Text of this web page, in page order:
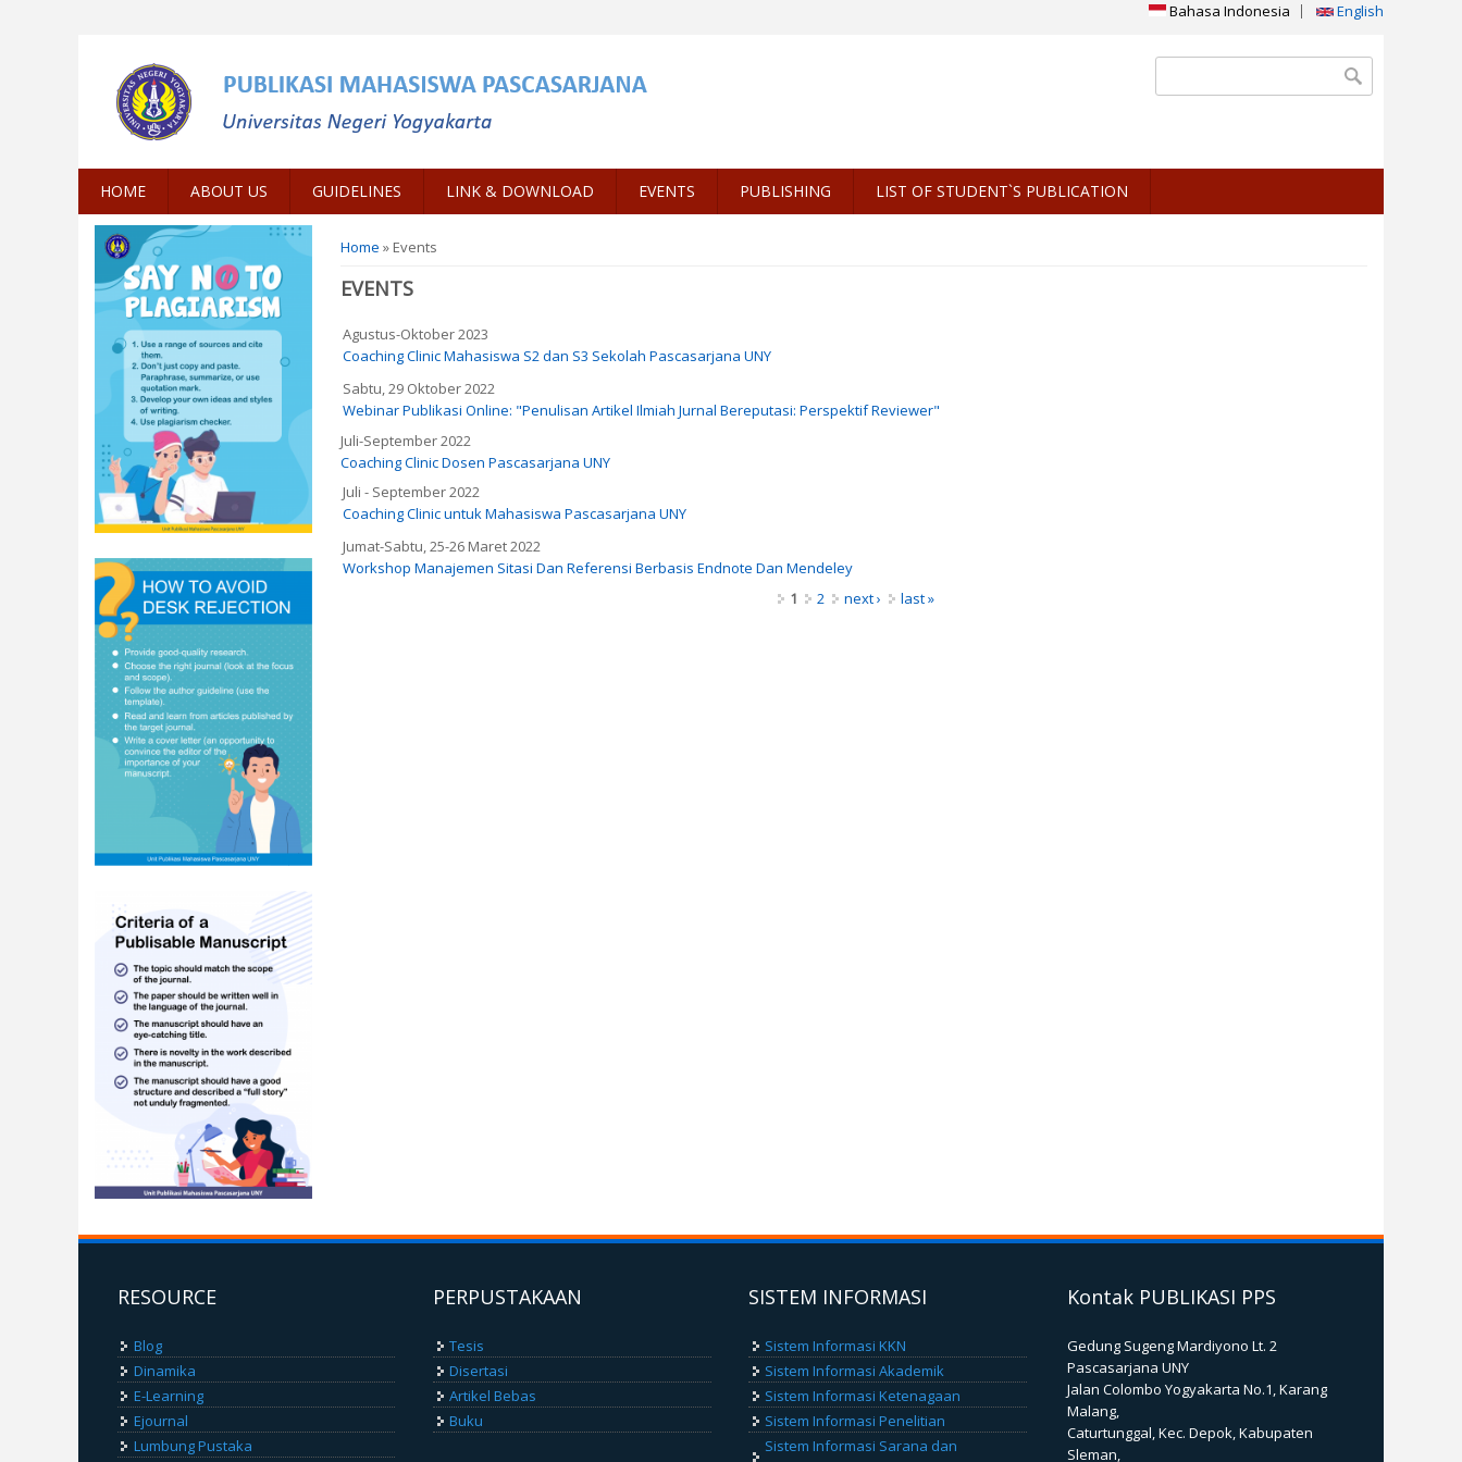
Bahasa Indonesia English
Search form
HOME ABOUT US GUIDELINES LINK & DOWNLOAD EVENTS PUBLISHING LIST OF STUDENT`S PUBLICATION
You are here
Home » Events
EVENTS
Agustus-Oktober 2023
Coaching Clinic Mahasiswa S2 dan S3 Sekolah Pascasarjana UNY
Sabtu, 29 Oktober 2022
Webinar Publikasi Online: "Penulisan Artikel Ilmiah Jurnal Bereputasi: Perspektif Reviewer"
Juli-September 2022
Coaching Clinic Dosen Pascasarjana UNY
Juli - September 2022
Coaching Clinic untuk Mahasiswa Pascasarjana UNY
Jumat-Sabtu, 25-26 Maret 2022
Workshop Manajemen Sitasi Dan Referensi Berbasis Endnote Dan Mendeley
1 2 next › last »
RESOURCE
Blog
Dinamika
E-Learning
Ejournal
Lumbung Pustaka
PERPUSTAKAAN
Tesis
Disertasi
Artikel Bebas
Buku
SISTEM INFORMASI
Sistem Informasi KKN
Sistem Informasi Akademik
Sistem Informasi Ketenagaan
Sistem Informasi Penelitian
Sistem Informasi Sarana dan
Kontak PUBLIKASI PPS
Gedung Sugeng Mardiyono Lt. 2
Pascasarjana UNY
Jalan Colombo Yogyakarta No.1, Karang
Malang,
Caturtunggal, Kec. Depok, Kabupaten
Sleman,